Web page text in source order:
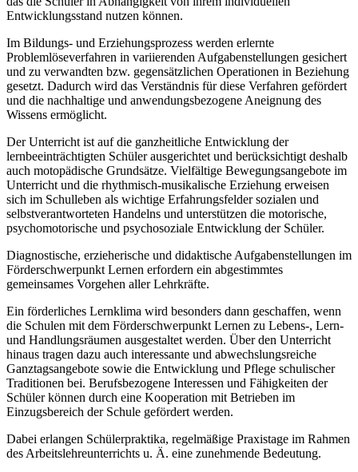
Entwicklungsstand nutzen können.
Im Bildungs- und Erziehungsprozess werden erlernte
Problemlöseverfahren in variierenden Aufgabenstellungen gesichert
und zu verwandten bzw. gegensätzlichen Operationen in Beziehung
gesetzt. Dadurch wird das Verständnis für diese Verfahren gefördert
und die nachhaltige und anwendungsbezogene Aneignung des
Wissens ermöglicht.
Der Unterricht ist auf die ganzheitliche Entwicklung der
lernbeeinträchtigten Schüler ausgerichtet und berücksichtigt deshalb
auch motopädische Grundsätze. Vielfältige Bewegungsangebote im
Unterricht und die rhythmisch-musikalische Erziehung erweisen
sich im Schulleben als wichtige Erfahrungsfelder sozialen und
selbstverantworteten Handelns und unterstützen die motorische,
psychomotorische und psychosoziale Entwicklung der Schüler.
Diagnostische, erzieherische und didaktische Aufgabenstellungen im
Förderschwerpunkt Lernen erfordern ein abgestimmtes
gemeinsames Vorgehen aller Lehrkräfte.
Ein förderliches Lernklima wird besonders dann geschaffen, wenn
die Schulen mit dem Förderschwerpunkt Lernen zu Lebens-, Lern-
und Handlungsräumen ausgestaltet werden. Über den Unterricht
hinaus tragen dazu auch interessante und abwechslungsreiche
Ganztagsangebote sowie die Entwicklung und Pflege schulischer
Traditionen bei. Berufsbezogene Interessen und Fähigkeiten der
Schüler können durch eine Kooperation mit Betrieben im
Einzugsbereich der Schule gefördert werden.
Dabei erlangen Schülerpraktika, regelmäßige Praxistage im Rahmen
des Arbeitslehreunterrichts u. Ä. eine zunehmende Bedeutung.